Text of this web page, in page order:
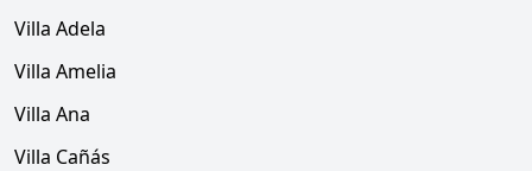
Villa Adela
Villa Amelia
Villa Ana
Villa Cañás